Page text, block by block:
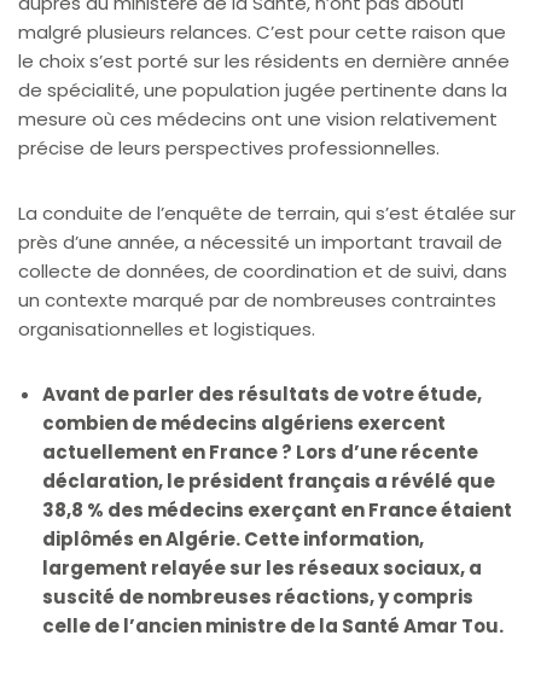
malgré plusieurs relances. C’est pour cette raison que
le choix s’est porté sur les résidents en dernière année
de spécialité, une population jugée pertinente dans la
mesure où ces médecins ont une vision relativement
précise de leurs perspectives professionnelles.
La conduite de l’enquête de terrain, qui s’est étalée sur
près d’une année, a nécessité un important travail de
collecte de données, de coordination et de suivi, dans
un contexte marqué par de nombreuses contraintes
organisationnelles et logistiques.
Avant de parler des résultats de votre étude,
combien de médecins algériens exercent
actuellement en France ? Lors d’une récente
déclaration, le président français a révélé que
38,8 % des médecins exerçant en France étaient
diplômés en Algérie. Cette information,
largement relayée sur les réseaux sociaux, a
suscité de nombreuses réactions, y compris
celle de l’ancien ministre de la Santé Amar Tou.